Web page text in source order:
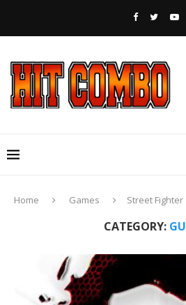
Home Games Street Fighter
CATEGORY: